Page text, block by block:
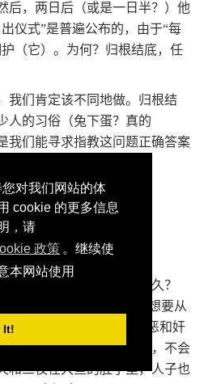
对我们网站的体
cookie 的更多信息
，请
政策 。继续使
本网站使用
It!
后，两日后（或是一日半？）他
仪式”是普遍公布的，由于“每
（它）。为何？归根结底，任
我们肯定该不同地做。归根结
人的习俗（兔下蛋？真的
我们能寻求指教这问题正确答案
始：耶稣说他会在墓里多久？
回答，说：‘先生，我们想要从
他们说，‘寻求预兆的邪恶和奸
，除先知约拿的预兆以外，不会
和三夜在大鱼的肚子里，人子也